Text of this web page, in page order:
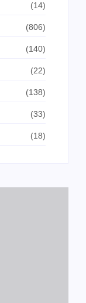
(14)
(806)
(140)
(22)
(138)
(33)
(18)